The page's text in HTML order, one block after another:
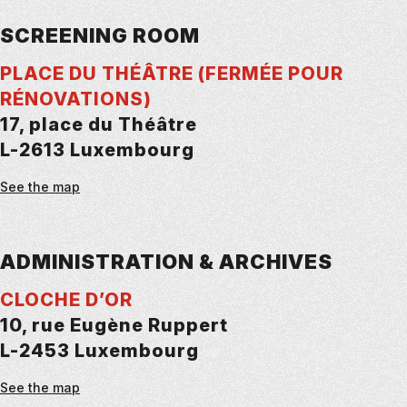
SCREENING ROOM
PLACE DU THÉÂTRE (FERMÉE POUR
RÉNOVATIONS)
17, place du Théâtre
L-2613 Luxembourg
See the map
ADMINISTRATION & ARCHIVES
CLOCHE D’OR
10, rue Eugène Ruppert
L-2453 Luxembourg
See the map